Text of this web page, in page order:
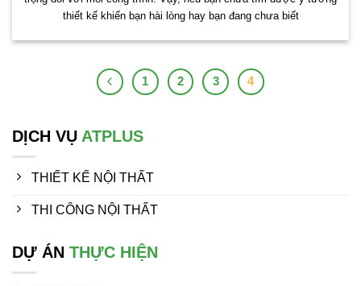
thiết kế khiến bạn hài lòng hay bạn đang chưa biết
1 2 3 4
DỊCH VỤ ATPLUS
THIẾT KẾ NỘI THẤT
THI CÔNG NỘI THẤT
DỰ ÁN THỰC HIỆN